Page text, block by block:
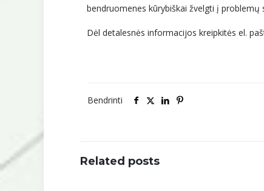
bendruomenes kūrybiškai žvelgti į
Dėl detalesnės informacijos kreipkitės el.
Bendrinti
Related posts